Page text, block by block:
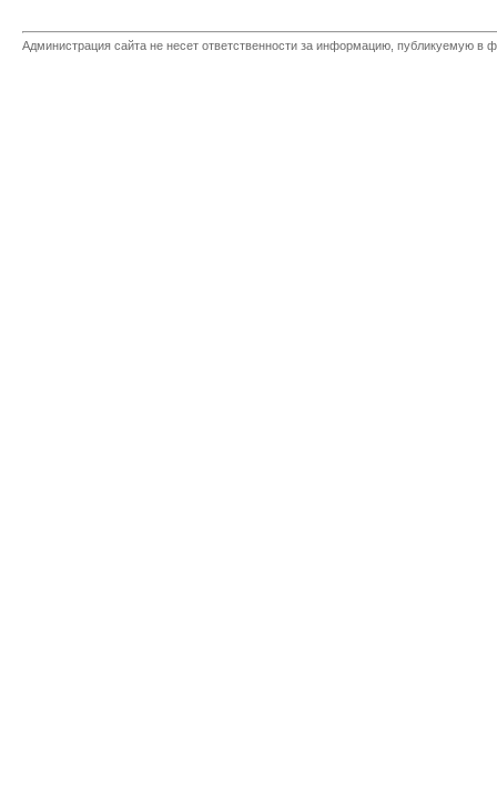
Администрация сайта не несет ответственности за информацию, публикуемую